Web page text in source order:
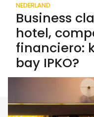
NEDERLAND
Business
hotel,
financiero:
bay IPKO?